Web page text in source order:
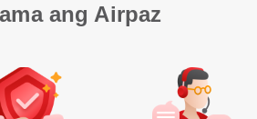
ang Airpaz